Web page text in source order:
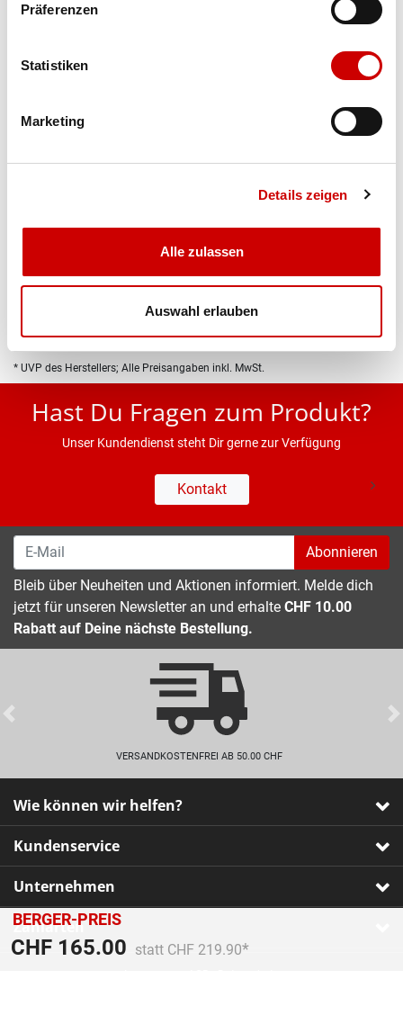
Präferenzen
Statistiken
Marketing
Details zeigen
Alle zulassen
Auswahl erlauben
BERGER-PREIS
CHF 165.00 Preis reduziert von
statt CHF 219.90
An
IN DEN WARENKORB
Bis 17:00 Uhr bestellen: morgen geliefert - ab CHF 50.00
Produktbeschreibung
* UVP des Herstellers; Alle Preisangaben inkl. MwSt.
Hast Du Fragen zum Produkt?
Unser Kundendienst steht Dir gerne zur Verfügung
Kontakt
Abonnieren
Bleib über Neuheiten und Aktionen informiert. Melde dich
jetzt für unseren Newsletter an und erhalte CHF 10.00
Rabatt auf Deine nächste Bestellung.
VERSANDKOSTENFREI AB 50.00 CHF
Previous
Wie können wir helfen?
Kundenservice
Unternehmen
Zahlarten